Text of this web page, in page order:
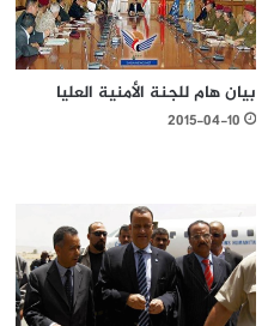
بيان هام للجنة الأمنية العليا
2015-04-10